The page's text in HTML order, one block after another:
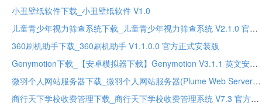
小丑壁纸软件下载_小丑壁纸软件 V1.0
儿童青少年视力筛查系统下载_儿童青少年视力筛查系统 V2.1.0 官方正式安装版
360刷机助手下载_360刷机助手 V1.1.0.0 官方正式安装版
Genymotion下载_【安卓模拟器下载】Genymotion V3.1.1 英文安装版
微羽个人网站服务器下载_微羽个人网站服务器(Plume Web Server) V0.5.1 标准版
商行天下学校收费管理下载_商行天下学校收费管理系统 V7.3 官方正式安装版